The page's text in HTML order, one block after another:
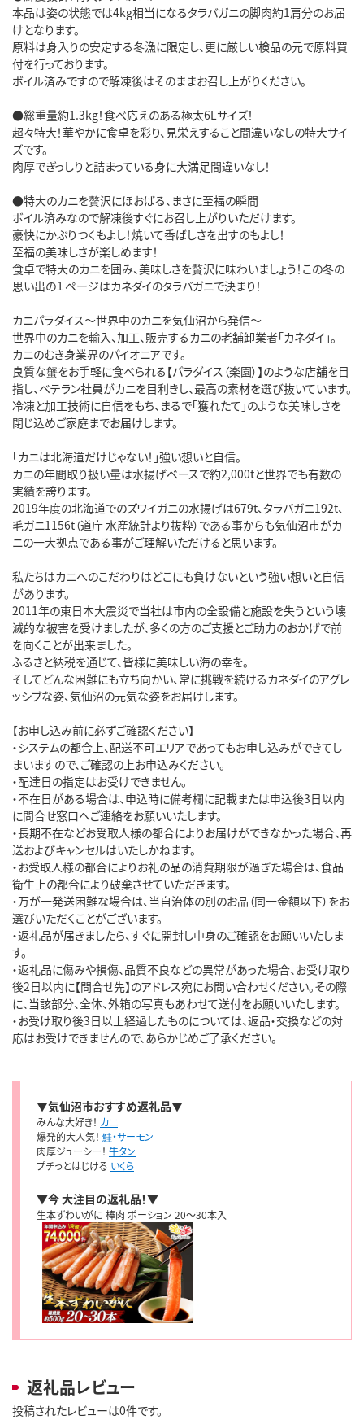
本品は姿の状態では4kg相当になるタラバガニの脚肉約1肩分のお届
けとなります。
原料は身入りの安定する冬漁に限定し、更に厳しい検品の元で原料買
付を行っております。
ボイル済みですので解凍後はそのままお召し上がりください。
●総重量約1.3kg！食べ応えのある極太6Lサイズ！
超々特大！華やかに食卓を彩り、見栄えすること間違いなしの特大サイ
ズです。
肉厚でぎっしりと詰まっている身に大満足間違いなし！
●特大のカニを贅沢にほおばる、まさに至福の瞬間
ボイル済みなので解凍後すぐにお召し上がりいただけます。
豪快にかぶりつくもよし！焼いて香ばしさを出すのもよし！
至福の美味しさが楽しめます！
食卓で特大のカニを囲み、美味しさを贅沢に味わいましょう！この冬の
思い出の１ページはカネダイのタラバガニで決まり！
カニパラダイス～世界中のカニを気仙沼から発信～
世界中のカニを輸入、加工、販売するカニの老舗卸業者「カネダイ」。
カニのむき身業界のパイオニアです。
良質な蟹をお手軽に食べられる【パラダイス（楽園）】のような店舗を目
指し、ベテラン社員がカニを目利きし、最高の素材を選び抜いています。
冷凍と加工技術に自信をもち、まるで「獲れたて」のような美味しさを
閉じ込めご家庭までお届けします。
「カニは北海道だけじゃない！」強い想いと自信。
カニの年間取り扱い量は水揚げベースで約2,000tと世界でも有数の
実績を誇ります。
2019年度の北海道でのズワイガニの水揚げは679t、タラバガニ192t、
毛ガニ1156t（道庁 水産統計より抜粋）である事からも気仙沼市がカ
ニの一大拠点である事がご理解いただけると思います。
私たちはカニへのこだわりはどこにも負けないという強い想いと自信
があります。
2011年の東日本大震災で当社は市内の全設備と施設を失うという壊
滅的な被害を受けましたが、多くの方のご支援とご助力のおかげで前
を向くことが出来ました。
ふるさと納税を通じて、皆様に美味しい海の幸を。
そしてどんな困難にも立ち向かい、常に挑戦を続けるカネダイのアグレ
ッシブな姿、気仙沼の元気な姿をお届けします。
【お申し込み前に必ずご確認ください】
・システムの都合上、配送不可エリアであってもお申し込みができてし
まいますので、ご確認の上お申込みください。
・配達日の指定はお受けできません。
・不在日がある場合は、申込時に備考欄に記載または申込後3日以内
に問合せ窓口へご連絡をお願いいたします。
・長期不在などお受取人様の都合によりお届けができなかった場合、再
送およびキャンセルはいたしかねます。
・お受取人様の都合によりお礼の品の消費期限が過ぎた場合は、食品
衛生上の都合により破棄させていただきます。
・万が一発送困難な場合は、当自治体の別のお品（同一金額以下）をお
選びいただくことがございます。
・返礼品が届きましたら、すぐに開封し中身のご確認をお願いいたしま
す。
・返礼品に傷みや損傷、品質不良などの異常があった場合、お受け取り
後2日以内に【問合せ先】のアドレス宛にお問い合わせください。その際
に、当該部分、全体、外箱の写真もあわせて送付をお願いいたします。
・お受け取り後3日以上経過したものについては、返品・交換などの対
応はお受けできませんので、あらかじめご了承ください。
▼気仙沼市おすすめ返礼品▼
みんな大好き！ カニ
爆発的大人気！ 鮭・サーモン
肉厚ジューシー！ 牛タン
プチっとはじける いくら
▼今 大注目の返礼品！▼
生本ずわいがに 棒肉 ポーション 20～30本入
返礼品レビュー
投稿されたレビューは0件です。